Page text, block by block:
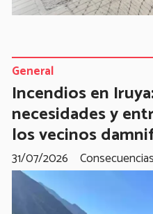
Incendios en
necesidades y
los vecinos
General
31/07/2026